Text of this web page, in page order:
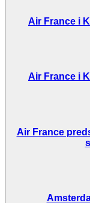
Air France i
Air France i
Air France